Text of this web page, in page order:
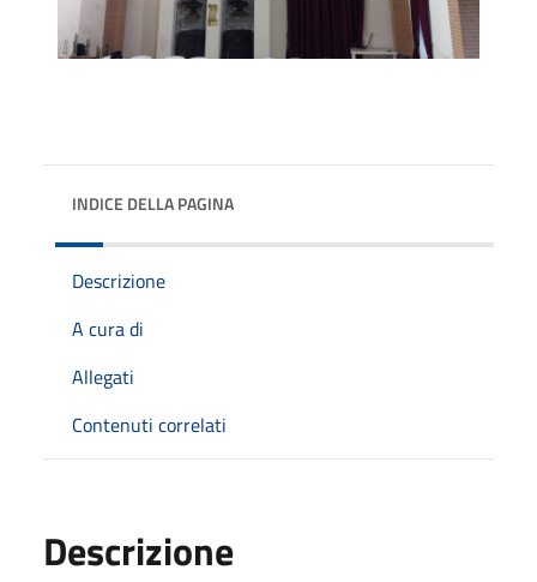
INDICE DELLA PAGINA
Descrizione
A cura di
Allegati
Contenuti correlati
Descrizione